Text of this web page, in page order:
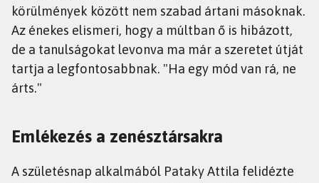
körülmények között nem szabad ártani másoknak.
Az énekes elismeri, hogy a múltban ő is hibázott,
de a tanulságokat levonva ma már a szeretet útját
tartja a legfontosabbnak. "Ha egy mód van rá, ne
árts."
Emlékezés a zenésztársakra
A születésnap alkalmából Pataky Attila felidézte